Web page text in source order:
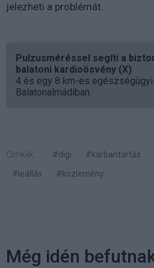
jelezheti a problémát.
Pulzusméréssel segíti a
balatoni kardioösvény (X)
4 és egy 8 km-es
Balatonalmádiban.
Címkék: #digi #karbantartás
#leállás
#közlemény
Még idén